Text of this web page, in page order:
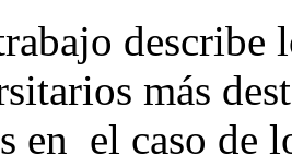
describe
más
en el caso de